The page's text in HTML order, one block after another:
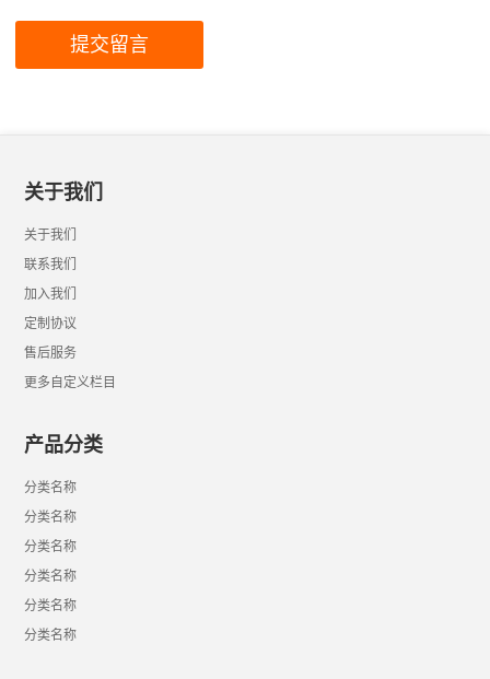
关于我们
关于我们
联系我们
加入我们
定制协议
售后服务
更多自定义栏目
产品分类
分类名称
分类名称
分类名称
分类名称
分类名称
分类名称